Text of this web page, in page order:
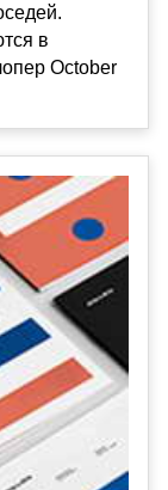
в
October